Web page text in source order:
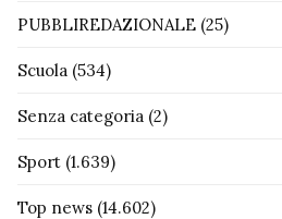
PUBBLIREDAZIONALE (25)
Scuola (534)
Senza categoria (2)
Sport (1.639)
Top news (14.602)